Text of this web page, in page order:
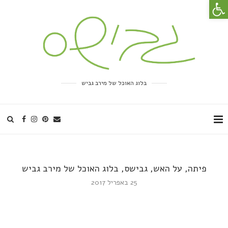
בלוג האוכל של מירב גביש
פיתה, על האש, גבישס, בלוג האוכל של מירב גביש
25 באפריל 2017